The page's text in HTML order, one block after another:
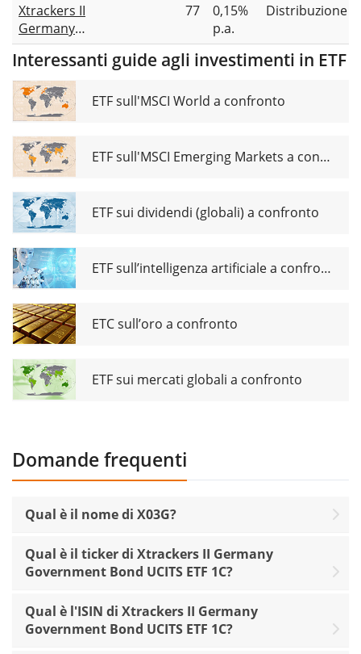
Xtrackers II
Germany
Government
Bond UCITS
ETF 1D
77
0,15%
p.a.
Distribuzione
Interessanti guide agli investimenti in ETF
ETF sull'MSCI World a confronto
ETF sull'MSCI Emerging Markets a confronto
ETF sui dividendi (globali) a confronto
ETF sull’intelligenza artificiale a confronto
ETC sull’oro a confronto
ETF sui mercati globali a confronto
Domande frequenti
Qual è il nome di X03G?
Qual è il ticker di Xtrackers II Germany
Government Bond UCITS ETF 1C?
Qual è l'ISIN di Xtrackers II Germany
Government Bond UCITS ETF 1C?